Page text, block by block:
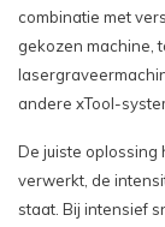
combinatie met
gekozen machine,
andere xTool-
De juiste oplossing
verwerkt, de
staat. Bij intensief